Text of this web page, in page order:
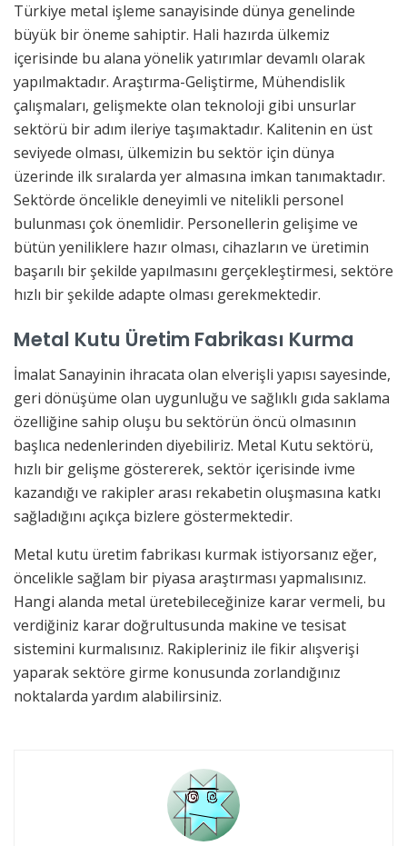
Türkiye metal işleme sanayisinde dünya genelinde
büyük bir öneme sahiptir. Hali hazırda ülkemiz
içerisinde bu alana yönelik yatırımlar devamlı olarak
yapılmaktadır. Araştırma-Geliştirme, Mühendislik
çalışmaları, gelişmekte olan teknoloji gibi unsurlar
sektörü bir adım ileriye taşımaktadır. Kalitenin en üst
seviyede olması, ülkemizin bu sektör için dünya
üzerinde ilk sıralarda yer almasına imkan tanımaktadır.
Sektörde öncelikle deneyimli ve nitelikli personel
bulunması çok önemlidir. Personellerin gelişime ve
bütün yeniliklere hazır olması, cihazların ve üretimin
başarılı bir şekilde yapılmasını gerçekleştirmesi, sektöre
hızlı bir şekilde adapte olması gerekmektedir.
Metal Kutu Üretim Fabrikası Kurma
İmalat Sanayinin ihracata olan elverişli yapısı sayesinde,
geri dönüşüme olan uygunluğu ve sağlıklı gıda saklama
özelliğine sahip oluşu bu sektörün öncü olmasının
başlıca nedenlerinden diyebiliriz. Metal Kutu sektörü,
hızlı bir gelişme göstererek, sektör içerisinde ivme
kazandığı ve rakipler arası rekabetin oluşmasına katkı
sağladığını açıkça bizlere göstermektedir.
Metal kutu üretim fabrikası kurmak istiyorsanız eğer,
öncelikle sağlam bir piyasa araştırması yapmalısınız.
Hangi alanda metal üretebileceğinize karar vermeli, bu
verdiğiniz karar doğrultusunda makine ve tesisat
sistemini kurmalısınız. Rakipleriniz ile fikir alışverişi
yaparak sektöre girme konusunda zorlandığınız
noktalarda yardım alabilirsiniz.